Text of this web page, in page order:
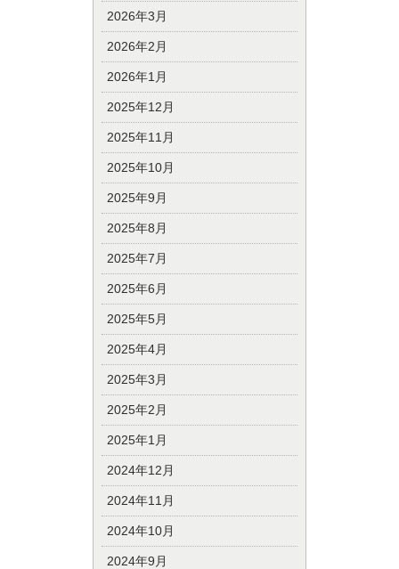
2026年3月
2026年2月
2026年1月
2025年12月
2025年11月
2025年10月
2025年9月
2025年8月
2025年7月
2025年6月
2025年5月
2025年4月
2025年3月
2025年2月
2025年1月
2024年12月
2024年11月
2024年10月
2024年9月